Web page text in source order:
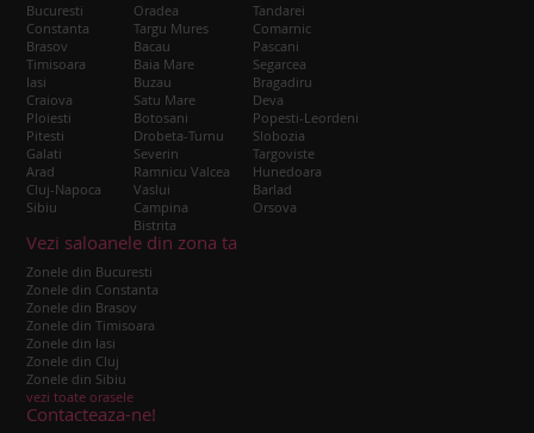
Bucuresti
Constanta
Brasov
Timisoara
Iasi
Craiova
Ploiesti
Pitesti
Galati
Arad
Cluj-Napoca
Sibiu
Oradea
Targu Mures
Bacau
Baia Mare
Buzau
Satu Mare
Botosani
Drobeta-Turnu
Severin
Ramnicu Valcea
Vaslui
Campina
Bistrita
Tandarei
Comarnic
Pascani
Segarcea
Bragadiru
Deva
Popesti-Leordeni
Slobozia
Targoviste
Hunedoara
Barlad
Orsova
Vezi saloanele din zona ta
Zonele din Bucuresti
Zonele din Constanta
Zonele din Brasov
Zonele din Timisoara
Zonele din Iasi
Zonele din Cluj
Zonele din Sibiu
vezi toate orasele
Contacteaza-ne!